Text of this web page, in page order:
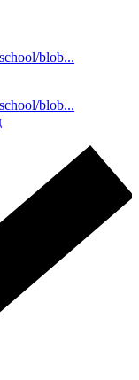
blob...
blob...